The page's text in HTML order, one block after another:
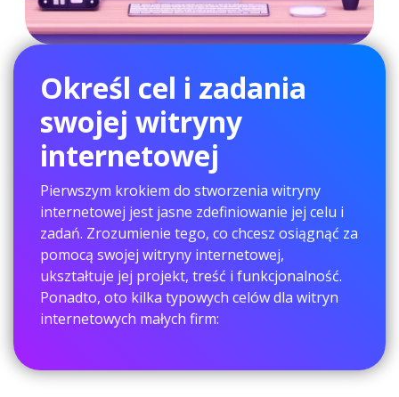
Określ cel i zadania
swojej witryny
internetowej
Pierwszym krokiem do stworzenia witryny
internetowej jest jasne zdefiniowanie jej celu i
zadań. Zrozumienie tego, co chcesz osiągnąć za
pomocą swojej witryny internetowej,
ukształtuje jej projekt, treść i funkcjonalność.
Ponadto, oto kilka typowych celów dla witryn
internetowych małych firm: